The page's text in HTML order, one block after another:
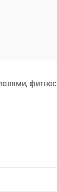
фитнес